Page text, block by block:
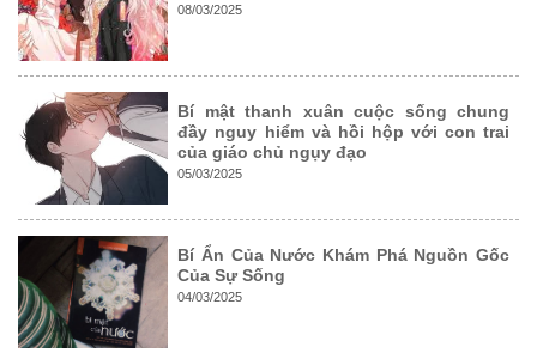
08/03/2025
Bí mật thanh xuân cuộc sống chung
đầy nguy hiểm và hồi hộp với con trai
của giáo chủ ngụy đạo
05/03/2025
Bí Ẩn Của Nước Khám Phá Nguồn Gốc
Của Sự Sống
04/03/2025